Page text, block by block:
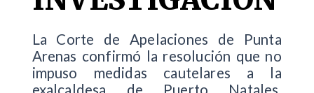
La Corte de Apelaciones de Punta
Arenas confirmó la resolución que no
impuso medidas cautelares a la
exalcaldesa de Puerto Natales,